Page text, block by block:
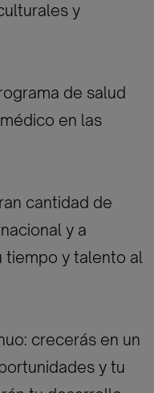
y
de salud
en las
cantidad de
y a
tiempo y talento al
crecerás en un
y tu